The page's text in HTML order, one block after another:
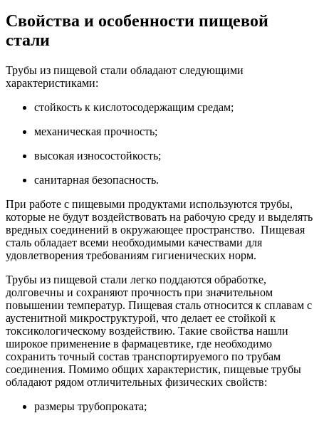
Свойства и особенности пищевой
стали
Трубы из пищевой стали обладают следующими
характеристиками:
стойкость к кислотосодержащим средам;
механическая прочность;
высокая износостойкость;
санитарная безопасность.
При работе с пищевыми продуктами используются трубы,
которые не будут воздействовать на рабочую среду и выделять
вредных соединений в окружающее пространство. Пищевая
сталь обладает всеми необходимыми качествами для
удовлетворения требованиям гигиенических норм.
Трубы из пищевой стали легко поддаются обработке,
долговечны и сохраняют прочность при значительном
повышении температур. Пищевая сталь относится к сплавам с
аустенитной микроструктурой, что делает ее стойкой к
токсикологическому воздействию. Такие свойства нашли
широкое применение в фармацевтике, где необходимо
сохранить точный состав транспортируемого по трубам
соединения. Помимо общих характеристик, пищевые трубы
обладают рядом отличительных физических свойств:
размеры трубопроката;